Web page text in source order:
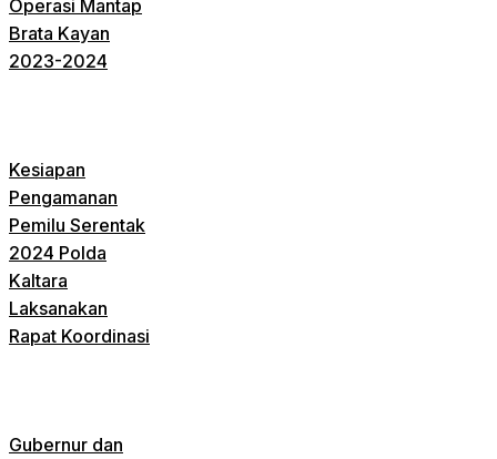
Operasi Mantap
Brata Kayan
2023-2024
Kesiapan
Pengamanan
Pemilu Serentak
2024 Polda
Kaltara
Laksanakan
Rapat Koordinasi
Gubernur dan